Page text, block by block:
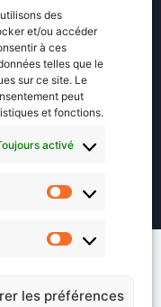
des
et/ou accéder
à ces
telles que le
sur ce site. Le
peut
et fonctions.
activé
Statistiques
Marketing
les préférences